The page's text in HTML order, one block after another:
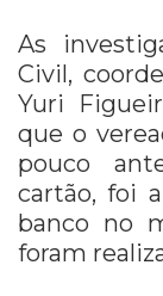
As
Civil,
Yuri
que o
pouco
cartão, foi
banco no
foram